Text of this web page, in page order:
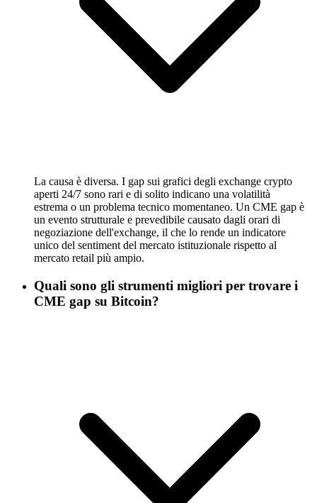
La causa è diversa. I gap sui grafici degli exchange crypto
aperti 24/7 sono rari e di solito indicano una volatilità
estrema o un problema tecnico momentaneo. Un CME gap è
un evento strutturale e prevedibile causato dagli orari di
negoziazione dell'exchange, il che lo rende un indicatore
unico del sentiment del mercato istituzionale rispetto al
mercato retail più ampio.
Quali sono gli strumenti migliori per trovare i
CME gap su Bitcoin?